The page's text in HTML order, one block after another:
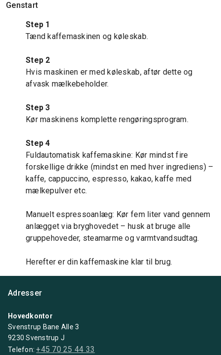
Genstart
Step 1
Tænd kaffemaskinen og køleskab.
Step 2
Hvis maskinen er med køleskab, aftør dette og
afvask mælkebeholder.
Step 3
Kør maskinens komplette rengøringsprogram.
Step 4
Fuldautomatisk kaffemaskine: Kør mindst fire
forskellige drikke (mindst en med hver ingrediens) –
kaffe, cappuccino, espresso, kakao, kaffe med
mælkepulver etc.
Manuelt espressoanlæg: Kør fem liter vand gennem
anlægget via bryghovedet – husk at bruge alle
gruppehoveder, steamarme og varmtvandsudtag.
Herefter er din kaffemaskine klar til brug.
Adresser
Hovedkontor
Svenstrup Bane Alle 3
9230 Svenstrup J
Telefon:+45 70 25 44 33